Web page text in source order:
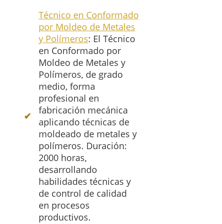
Técnico en Conformado
por Moldeo de Metales
y Polímeros: El Técnico
en Conformado por
Moldeo de Metales y
Polímeros, de grado
medio, forma
profesional en
fabricación mecánica
aplicando técnicas de
moldeado de metales y
polímeros. Duración:
2000 horas,
desarrollando
habilidades técnicas y
de control de calidad
en procesos
productivos.